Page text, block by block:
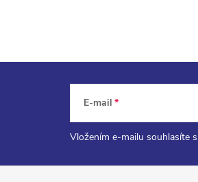
E-mail
Vložením e-mailu souhlasíte s